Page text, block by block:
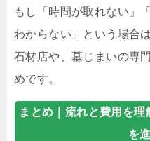
もし「時間が取れない」
わからない」という場合は
石材店や、墓じまいの専
めです。
まとめ｜ 流れと費用を理
を